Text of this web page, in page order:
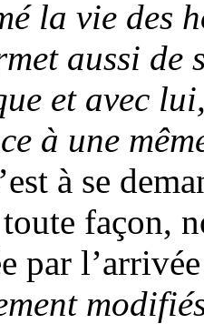
la vie des
aussi de
et avec
à une
à se
façon,
par